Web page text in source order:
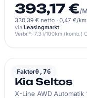
393,17 €/
330,39 € netto · 0,47 €/km
via Leasingmarkt
Verbr.*: 7.3 l/100km (komb.)
Faktor0,76
KIA
Kia Seltos
X-Line AWD Automatik